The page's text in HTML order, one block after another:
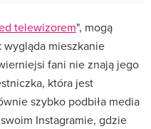
telewizorem", mogą
mieszkanie
fani nie znają jego
która jest
szybko podbiła media
Instagramie, gdzie